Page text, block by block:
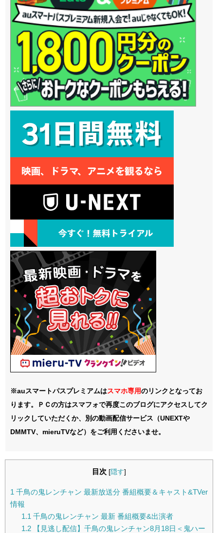
※auスマートパスプレミアムはスマホ専用のリンクとなってお
ります。ＰＣの方はスマフォで再度このブログにアクセスしてク
リックしていただくか、別の動画配信サービス（UNEXTや
DMMTV、mieruTVなど）をご利用くださいませ。
目次 [隠す]
1 千鳥の鬼レンチャン 最新放送分 番組概要＆キャスト&TVer
情報
1.1 千鳥の鬼レンチャン 最新 番組概要&出演者
1.2【見逃し配信】千鳥の鬼レンチャン8月18日＜鬼ハー